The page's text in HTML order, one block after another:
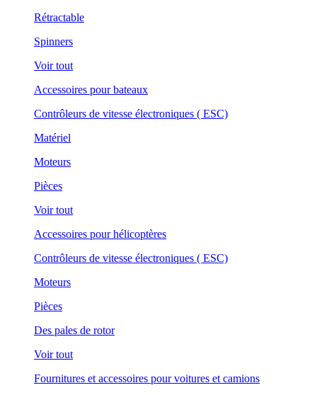
Rétractable
Spinners
Voir tout
Accessoires pour bateaux
Contrôleurs de vitesse électroniques ( ESC)
Matériel
Moteurs
Pièces
Voir tout
Accessoires pour hélicoptères
Contrôleurs de vitesse électroniques ( ESC)
Moteurs
Pièces
Des pales de rotor
Voir tout
Fournitures et accessoires pour voitures et camions